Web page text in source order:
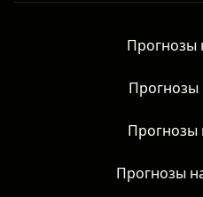
Прогнозы
Прогнозы
Прогнозы
Прогнозы